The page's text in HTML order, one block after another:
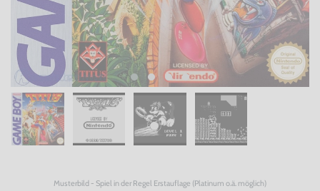
Musterbild - Spiel in der Regel Erstauflage (Platinum o.ä. möglich)